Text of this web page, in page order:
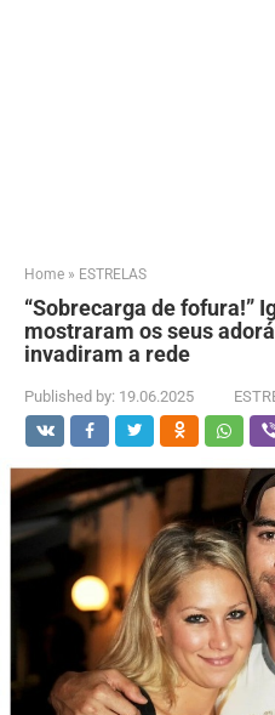
Home » ESTRELAS
“Sobrecarga de fofura!”
mostraram os seus
invadiram a rede
Published by: 19.06.2025